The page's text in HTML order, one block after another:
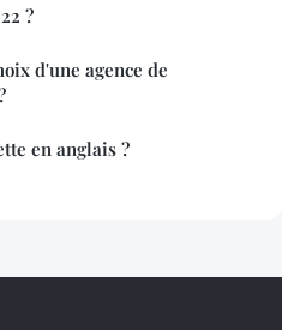
?
d'une agence de
en anglais ?